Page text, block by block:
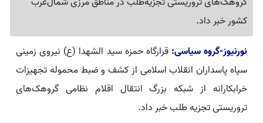
کشور خبر داد.
نورنیوز-گروه سیاسی: قرارگاه حمزه سید الشهدا (ع) نیروی زمینی
سپاه پاسداران انقلاب اسلامی از کشف و ضبط محموله‌ تجهیزات
خرابکارانه از شبکه بزرگ انتقال اقلام نظامی گروهک‌های
تروریستی تجزیه طلب خبر داد.